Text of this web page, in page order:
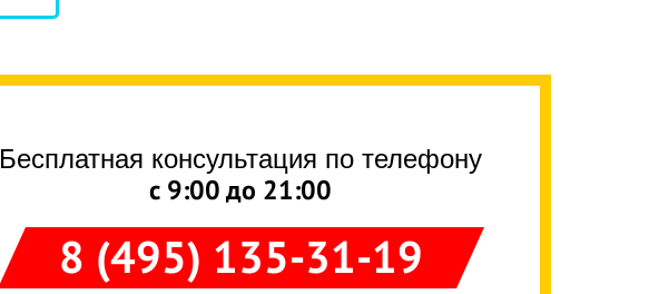
Бесплатная консультация по телефону
с 9:00 до 21:00
8 (495) 135-31-19